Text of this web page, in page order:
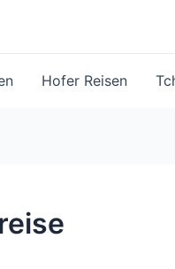
Hofer Reisen